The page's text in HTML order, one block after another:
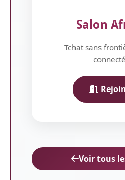
Salon
Tchat sans
Voir tous